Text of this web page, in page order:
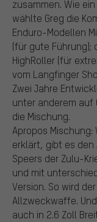
zusammen. Wie
wählte Greg die
Enduro-Modellen
(für gute
HighRoller (für
vom Langfinger
Zwei Jahre
unter anderem auf
die Mischung.
Apropos
erklärt, gibt es den
Speers der Zulu-
und mit
Version. So wird
Allzweckwaffe.
auch in 2.6 Zoll